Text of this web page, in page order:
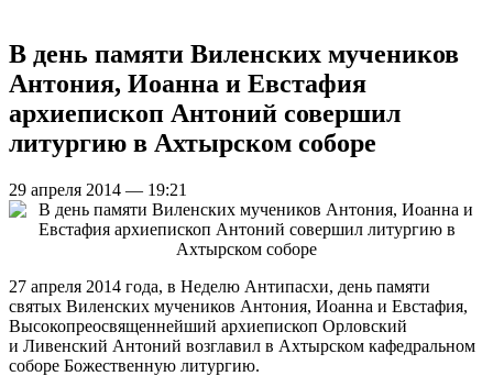
В день памяти Виленских мучеников
Антония, Иоанна и Евстафия
архиепископ Антоний совершил
литургию в Ахтырском соборе
29 апреля 2014 — 19:21
27 апреля 2014 года, в Неделю Антипасхи, день памяти
святых Виленских мучеников Антония, Иоанна и Евстафия,
Высокопреосвященнейший архиепископ Орловский
и Ливенский Антоний возглавил в Ахтырском кафедральном
соборе Божественную литургию.